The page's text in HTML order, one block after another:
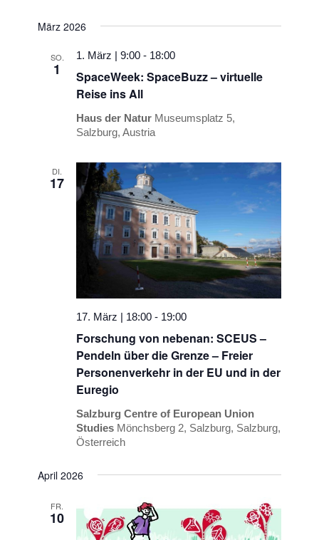
März 2026
SO.
1
SpaceWeek: SpaceBuzz – virtuelle
Reise ins All
1. März | 9:00 - 18:00
Haus der Natur Museumsplatz 5,
Salzburg, Austria
DI.
17
Forschung von nebenan: SCEUS –
Pendeln über die Grenze – Freier
Personenverkehr in der EU und in der
Euregio
17. März | 18:00 - 19:00
Salzburg Centre of European Union
Studies Mönchsberg 2, Salzburg, Salzburg,
Österreich
April 2026
FR.
10